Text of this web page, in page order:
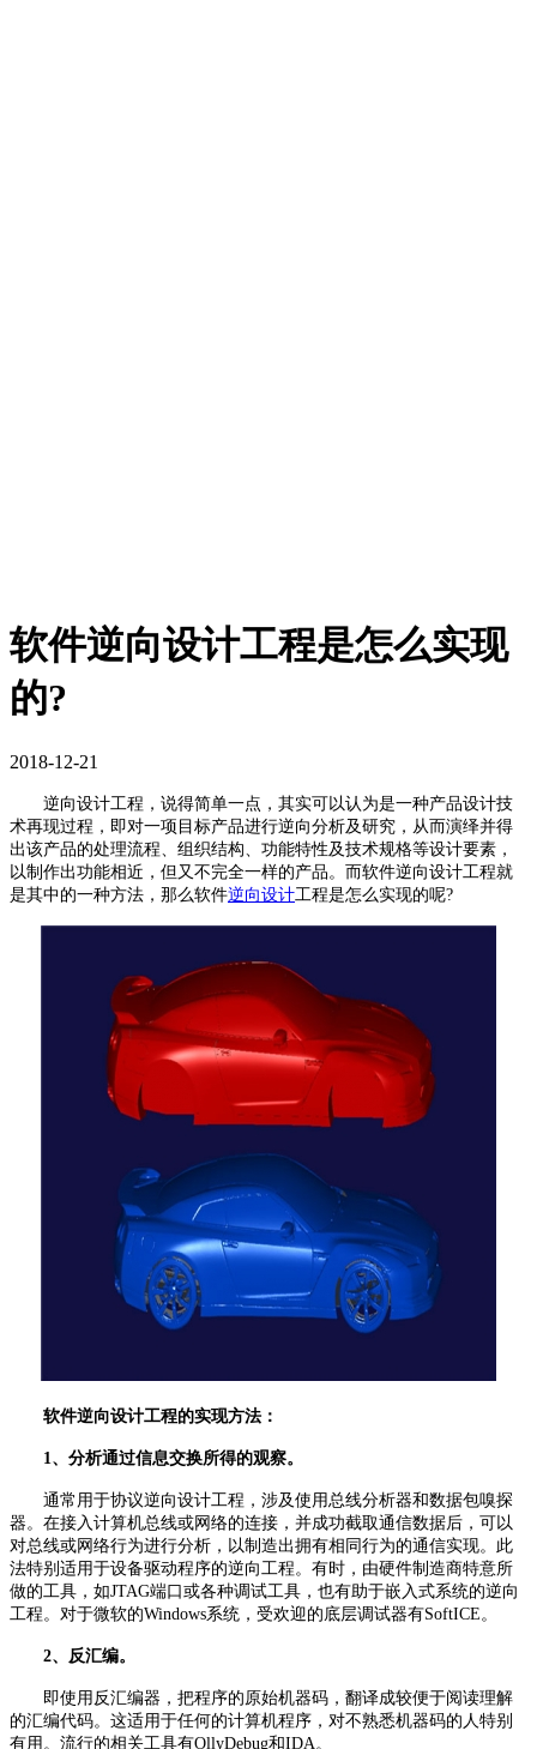
软件逆向设计工程是怎么实现
的?
2018-12-21
逆向设计工程，说得简单一点，其实可以认为是一种产品设计技
术再现过程，即对一项目标产品进行逆向分析及研究，从而演绎并得
出该产品的处理流程、组织结构、功能特性及技术规格等设计要素，
以制作出功能相近，但又不完全一样的产品。而软件逆向设计工程就
是其中的一种方法，那么软件逆向设计工程是怎么实现的呢?
软件逆向设计工程的实现方法：
1、分析通过信息交换所得的观察。
通常用于协议逆向设计工程，涉及使用总线分析器和数据包嗅探
器。在接入计算机总线或网络的连接，并成功截取通信数据后，可以
对总线或网络行为进行分析，以制造出拥有相同行为的通信实现。此
法特别适用于设备驱动程序的逆向工程。有时，由硬件制造商特意所
做的工具，如JTAG端口或各种调试工具，也有助于嵌入式系统的逆向
工程。对于微软的Windows系统，受欢迎的底层调试器有SoftICE。
2、反汇编。
即使用反汇编器，把程序的原始机器码，翻译成较便于阅读理解
的汇编代码。这适用于任何的计算机程序，对不熟悉机器码的人特别
有用。流行的相关工具有OllyDebug和IDA。